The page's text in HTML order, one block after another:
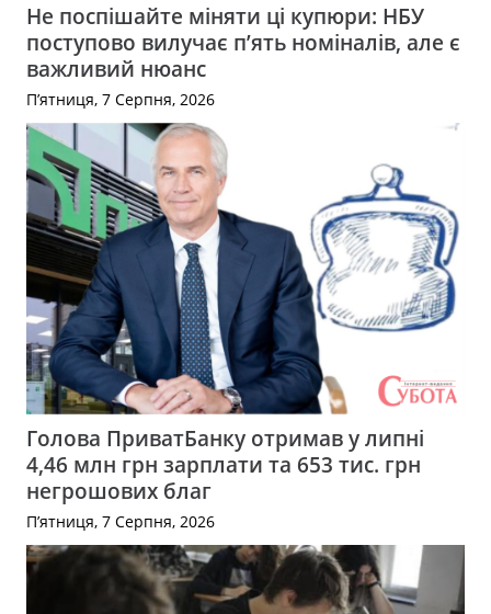
Не поспішайте міняти ці купюри: НБУ
поступово вилучає п’ять номіналів, але є
важливий нюанс
П’ятниця, 7 Серпня, 2026
Голова ПриватБанку отримав у липні
4,46 млн грн зарплати та 653 тис. грн
негрошових благ
П’ятниця, 7 Серпня, 2026